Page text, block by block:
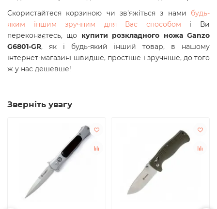
Скористайтеся корзиною чи зв'яжіться з нами будь-
яким іншим зручним для Вас способом і Ви
переконаєтесь, що купити розкладного ножа Ganzo
G6801-GR, як і будь-який інший товар, в нашому
інтернет-магазині швидше, простіше і зручніше, до того
ж у нас дешевше!
Зверніть увагу